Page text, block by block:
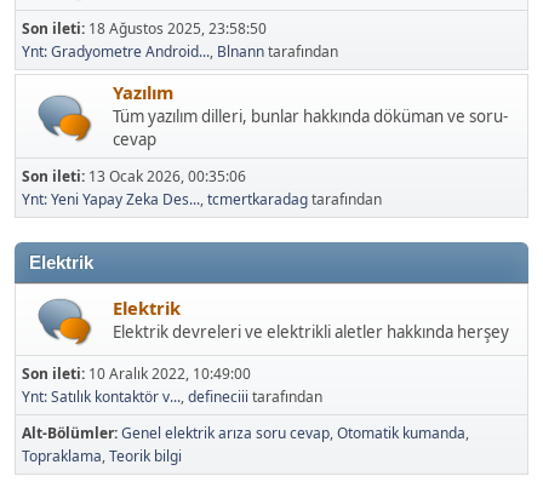
Son ileti: 18 Ağustos 2025, 23:58:50
Ynt: Gradyometre Android..., Blnanntarafından
Yazılım
Tüm yazılım dilleri, bunlar hakkında döküman ve soru-
cevap
Son ileti: 13 Ocak 2026, 00:35:06
Ynt: Yeni Yapay Zeka Des...,tcmertkaradagtarafından
Elektrik
Elektrik
Elektrik devreleri ve elektrikli aletler hakkında herşey
Son ileti: 10 Aralık 2022, 10:49:00
Ynt: Satılık kontaktör v...,defineciii tarafından
Alt-Bölümler Genel elektrik arıza soru cevap Otomatik kumanda
Topraklama Teorik bilgi